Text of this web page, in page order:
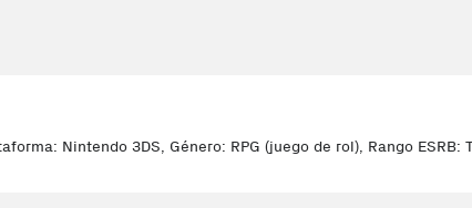
Nintendo 3DS, Género: RPG (juego de rol), Rango ESRB: